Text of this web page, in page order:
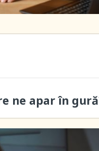
ne apar în